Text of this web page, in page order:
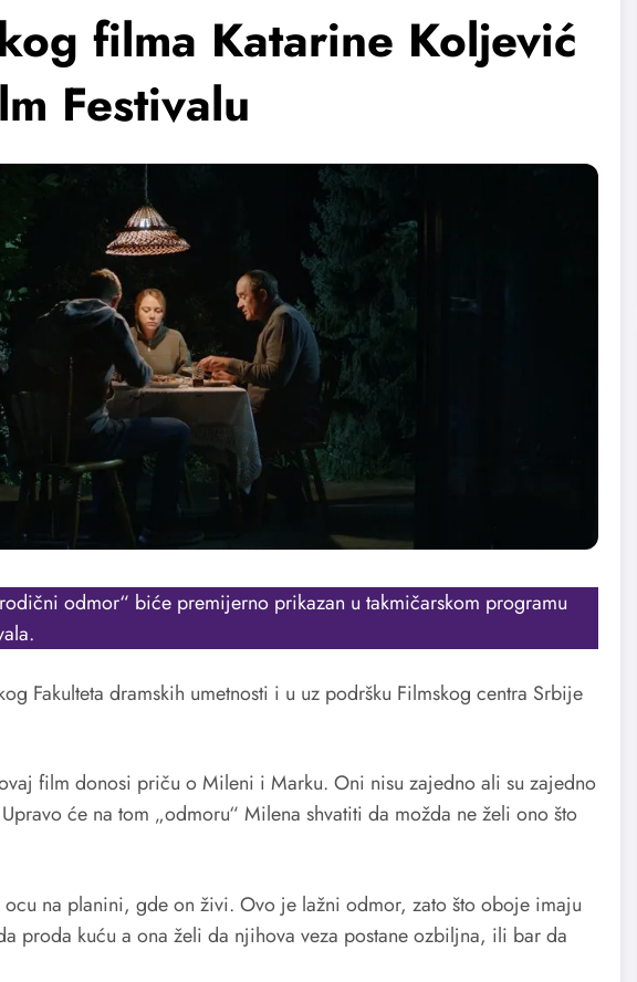
filma Katarine Koljević
Festivalu
odmor“ biće premijerno prikazan u takmičarskom programu
Fakulteta dramskih umetnosti i u uz podršku Filmskog centra Srbije
film donosi priču o Mileni i Marku. Oni nisu zajedno ali su zajedno
će na tom „odmoru“ Milena shvatiti da možda ne želi ono što
na planini, gde on živi. Ovo je lažni odmor, zato što oboje imaju
proda kuću a ona želi da njihova veza postane ozbiljna, ili bar da